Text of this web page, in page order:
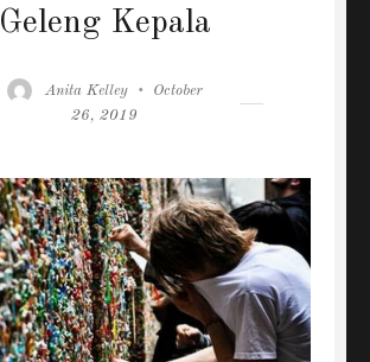
Geleng Kepala
Author
Anita Kelley
Posted
October
26, 2019